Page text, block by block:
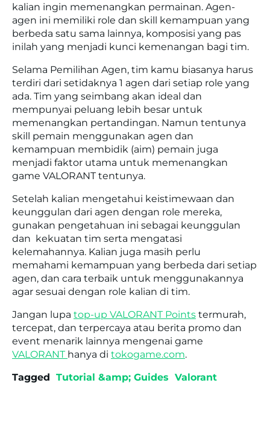
kalian ingin memenangkan permainan. Agen-
agen ini memiliki role dan skill kemampuan yang
berbeda satu sama lainnya, komposisi yang pas
inilah yang menjadi kunci kemenangan bagi tim.
Selama Pemilihan Agen, tim kamu biasanya harus
terdiri dari setidaknya 1 agen dari setiap role yang
ada. Tim yang seimbang akan ideal dan
mempunyai peluang lebih besar untuk
memenangkan pertandingan. Namun tentunya
skill pemain menggunakan agen dan
kemampuan membidik (aim) pemain juga
menjadi faktor utama untuk memenangkan
game VALORANT tentunya.
Setelah kalian mengetahui keistimewaan dan
keunggulan dari agen dengan role mereka,
gunakan pengetahuan ini sebagai keunggulan
dan kekuatan tim serta mengatasi
kelemahannya. Kalian juga masih perlu
memahami kemampuan yang berbeda dari setiap
agen, dan cara terbaik untuk menggunakannya
agar sesuai dengan role kalian di tim.
Jangan lupa top-up VALORANT Points termurah,
tercepat, dan terpercaya atau berita promo dan
event menarik lainnya mengenai game
VALORANT hanya di tokogame.com.
Tagged Tutorial &amp; Guides Valorant